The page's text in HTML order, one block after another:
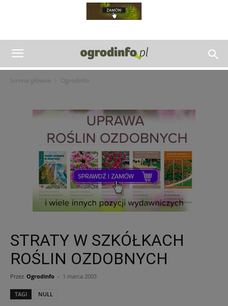
Strona główna Ogrodinfo
STRATY W SZKÓŁKACH
ROŚLIN OZDOBNYCH
Przez Ogrodinfo - 1 marca 2003
TAGI NULL